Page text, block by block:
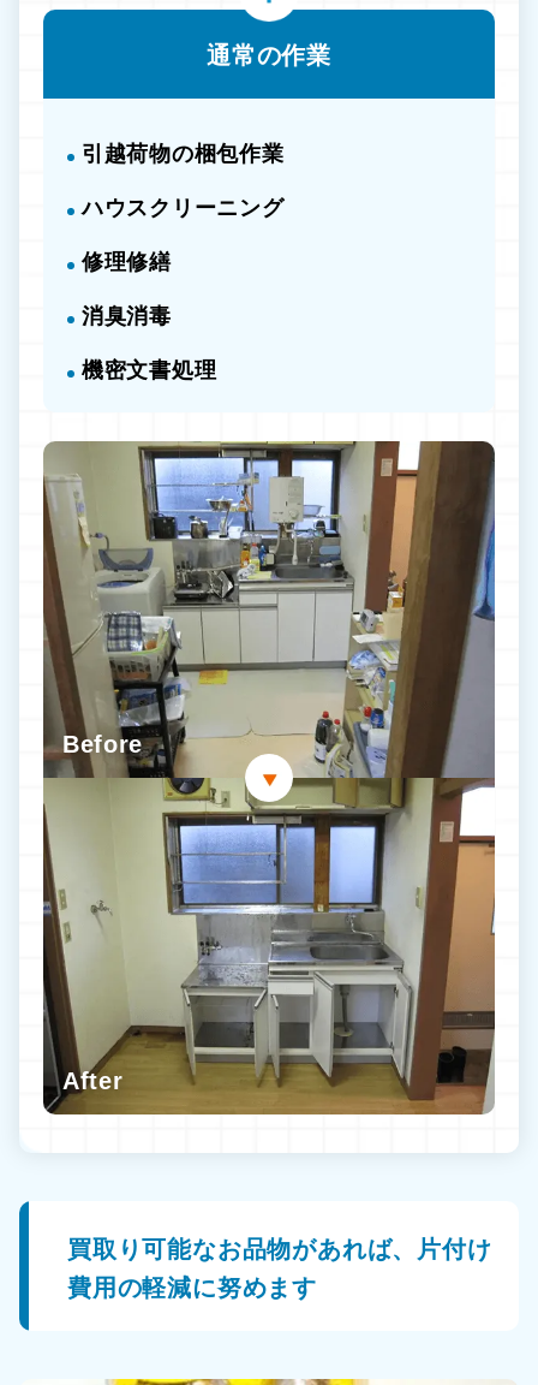
通常の作業
引越荷物の梱包作業
ハウスクリーニング
修理修繕
消臭消毒
機密文書処理
買取り可能なお品物があれば、片付け
費用の軽減に努めます